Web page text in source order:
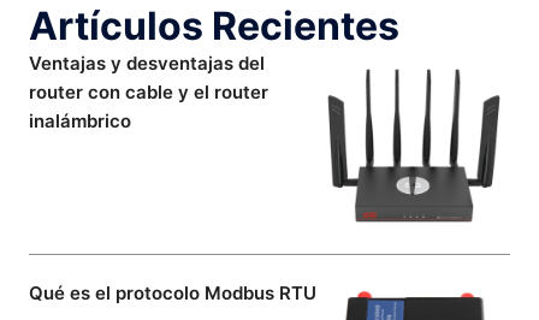
Artículos Recientes
Ventajas y desventajas del
router con cable y el router
inalámbrico
Qué es el protocolo Modbus RTU